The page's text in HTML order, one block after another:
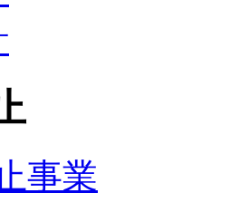
事業